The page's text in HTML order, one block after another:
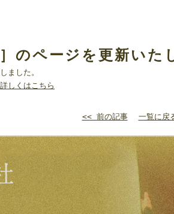
のページを更新いた
ました。
詳しくはこちら
<< 前の記事 一覧に戻